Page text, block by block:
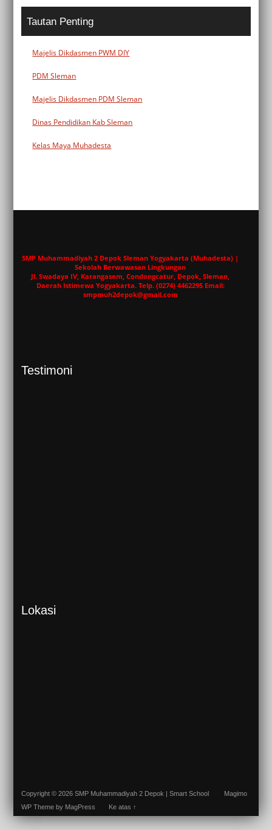
Tautan Penting
Majelis Dikdasmen PWM DIY
PDM Sleman
Majelis Dikdasmen PDM Sleman
Dinas Pendidikan Kab Sleman
Kelas Maya Muhadesta
SMP Muhammadiyah 2 Depok Sleman Yogyakarta (Muhadesta) |
Sekolah Berwawasan Lingkungan
Jl. Swadaya IV, Karangasem, Condongcatur, Depok, Sleman,
Daerah Istimewa Yogyakarta. Telp. (0274) 4462295 Email:
smpmuh2depok@gmail.com
Testimoni
Lokasi
Copyright © 2026 SMP Muhammadiyah 2 Depok | Smart School
Magimo
WP Themeby MagPress Ke atas ↑